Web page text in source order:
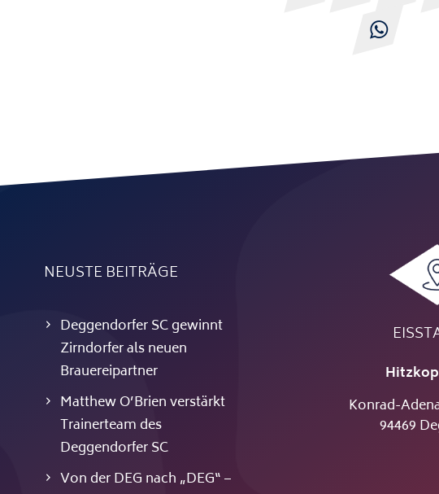

NEUSTE BEITRÄGE
Deggendorfer SC gewinnt
Zirndorfer als neuen
Brauereipartner
Matthew O’Brien verstärkt
Trainerteam des
Deggendorfer SC
Von der DEG nach „DEG“ –
Konrad-
94469